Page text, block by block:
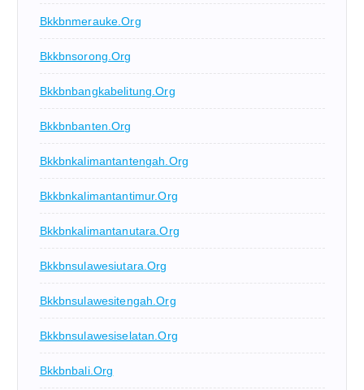
Bkkbnmerauke.org
Bkkbnsorong.org
Bkkbnbangkabelitung.org
Bkkbnbanten.org
Bkkbnkalimantantengah.org
Bkkbnkalimantantimur.org
Bkkbnkalimantanutara.org
Bkkbnsulawesiutara.org
Bkkbnsulawesitengah.org
Bkkbnsulawesiselatan.org
Bkkbnbali.org